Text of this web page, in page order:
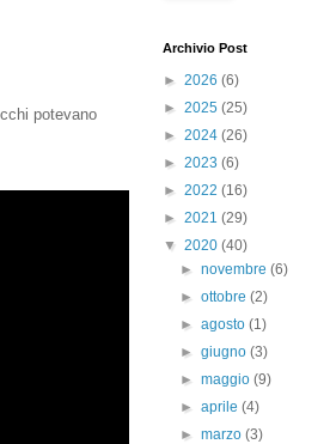
potevano
Archivio Post
► 2026 (6)
► 2025 (25)
► 2024 (26)
► 2023 (6)
► 2022 (16)
► 2021 (29)
▼ 2020 (40)
►novembre(6)
►ottobre(2)
►agosto(1)
►giugno(3)
►maggio(9)
►aprile(4)
►marzo(3)